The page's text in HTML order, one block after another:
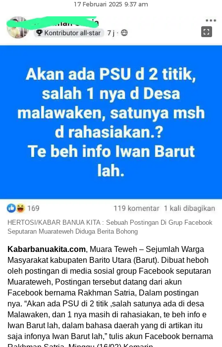
17 Februari 2025 9:37 am
HERTOSI/KABAR BANUA KITA : Sebuah Postingan Di Grup Facebook
Seputaran Muarateweh Diduga Berita Bohong
Kabarbanuakita.com, Muara Teweh – Sejumlah Warga
Masyarakat kabupaten Barito Utara (Barut). Dibuat heboh
oleh postingan di media sosial group Facebook seputaran
Muarateweh, Postingan tersebut datang dari akun
Facebook bernama Rakhman Satria, Dalam postingan
nya. “Akan ada PSU di 2 titik ,salah satunya ada di desa
Malawaken, dan 1 nya masih di rahasiakan, te beh info e
Iwan Barut lah, dalam bahasa daerah yang di artikan itu
saja infonya Iwan Barut lah,” tulis akun Facebook bernama